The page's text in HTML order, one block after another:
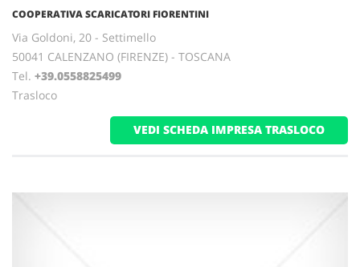
COOPERATIVA SCARICATORI FIORENTINI
Via Goldoni, 20 - Settimello
50041 CALENZANO (FIRENZE) - TOSCANA
Tel. +39.0558825499
Trasloco
VEDI SCHEDA IMPRESA TRASLOCO